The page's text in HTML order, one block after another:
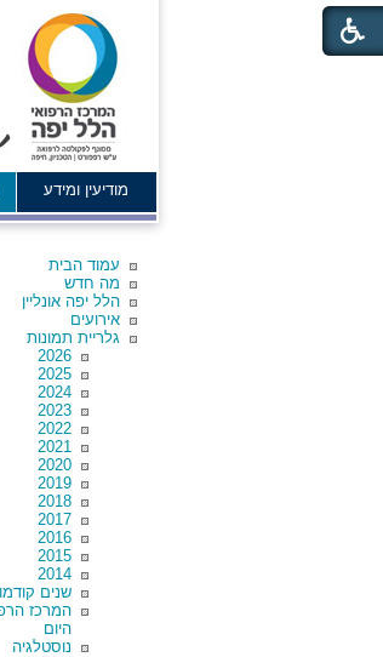
מודיעין ומידע
עמוד הבית
מה חדש
הלל יפה אונליין
אירועים
גלריית תמונות
2026
2025
2024
2023
2022
2021
2020
2019
2018
2017
2016
2015
2014
שנים
המרכז
היום
נוסטלגיה